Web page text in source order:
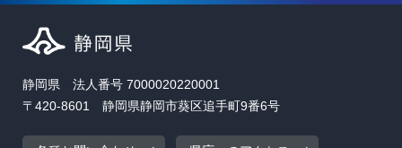
静岡県 法人番号 7000020220001
〒420-8601 静岡県静岡市葵区追手町9番6号